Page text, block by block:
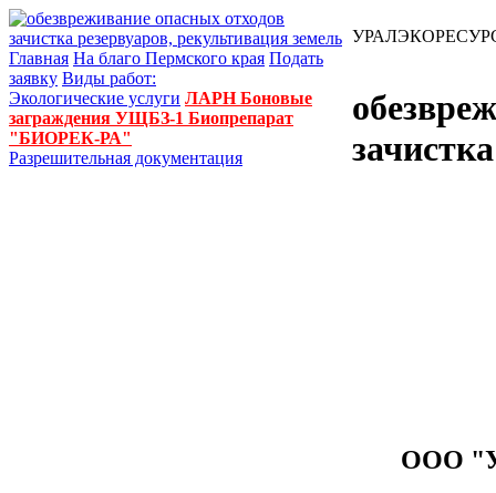
Главная На благо Пермского края Подать
заявку Виды работ:
Экологические услуги ЛАРНБоновые
заграждения УЩБЗ-1 Биопрепарат
"БИОРЕК-РА"
Разрешительная документация
ООО